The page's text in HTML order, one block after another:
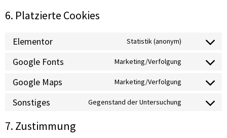
6. Platzierte Cookies
Elementor Statistik (anonym)
Google Fonts Marketing/Verfolgung
Google Maps Marketing/Verfolgung
Sonstiges Gegenstand der Untersuchung
7. Zustimmung